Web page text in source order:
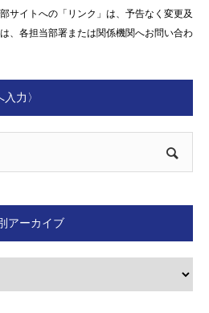
サイトへの「リンク」は、予告なく変更及
、各担当部署または関係機関へお問い合わ
力〉
アーカイブ